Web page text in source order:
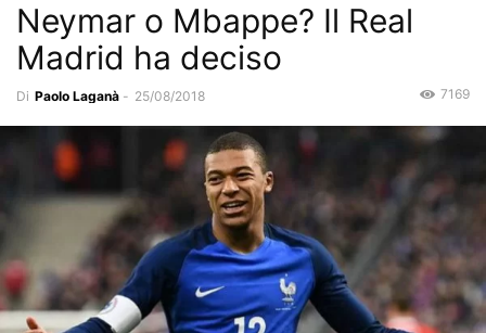
Neymar o Mbappe? Il Real
Madrid ha deciso
Di Paolo Laganà - 25/08/2018 7169